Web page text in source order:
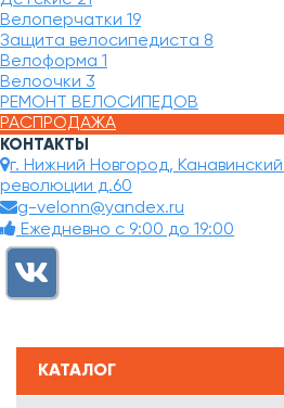
Велоперчатки 19
Защита велосипедиста 8
Велоформа 1
Велоочки 3
РЕМОНТ ВЕЛОСИПЕДОВ
РАСПРОДАЖА
КОНТАКТЫ
г. Нижний Новгород,
революции д.60
g-velonn@yandex.ru
Ежедневно с 9:00 до 19:00
КАТАЛОГ